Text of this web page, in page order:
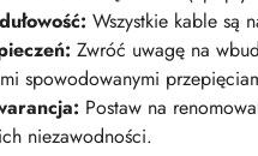
Wszystkie kable są
Zwróć uwagę na
spowodowanymi
Postaw na
niezawodności.